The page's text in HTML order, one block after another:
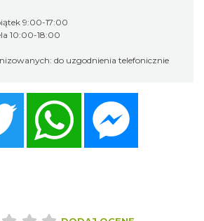
9:00-17:00
10:00-18:00
do uzgodnienia telefonicznie
Twitter WhatsApp